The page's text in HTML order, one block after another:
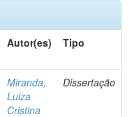
Autor(es) Tipo
Miranda,
Luiza
Cristina
Dissertação